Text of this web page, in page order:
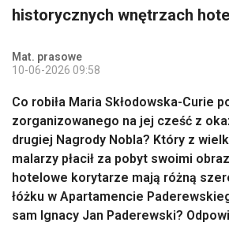
historycznych wnętrzach
Mat. prasowe
10-06-2026 09:58
Co robiła Maria Skłodowska-Curie
zorganizowanego na jej cześć z
drugiej Nagrody Nobla? Który z
malarzy płacił za pobyt swoimi
hotelowe korytarze mają różną
łóżku w Apartamencie
sam Ignacy Jan Paderewski?